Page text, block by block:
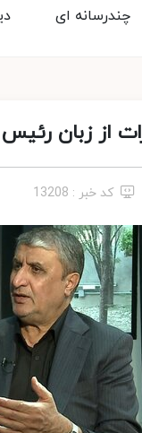
چندرسانه ای
از زبان
کد خبر : 13208